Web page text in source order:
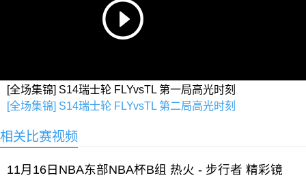
[全场集锦] S14瑞士轮 FLYvsTL 第一局高光时刻
[全场集锦] S14瑞士轮 FLYvsTL 第二局高光时刻
相关比赛视频
11月16日NBA东部NBA杯B组 热火 - 步行者 精彩镜